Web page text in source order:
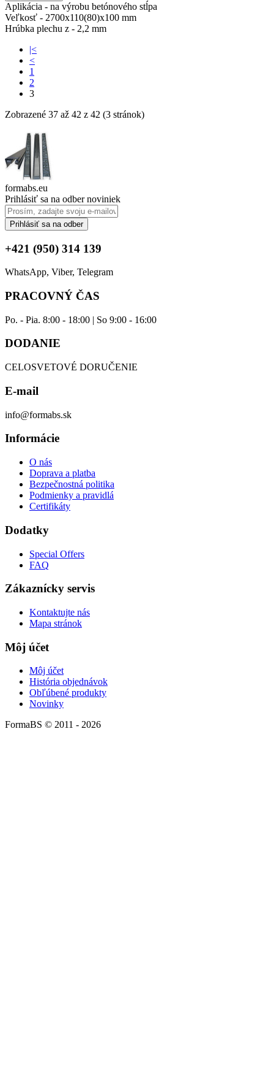
Aplikácia - na výrobu betónového stĺpa
Veľkosť - 2700х110(80)х100 mm
Hrúbka plechu z - 2,2 mm
|<
<
1
2
3
Zobrazené 37 až 42 z 42 (3 stránok)
formabs.eu
Prihlásiť sa na odber noviniek
Prihlásiť sa na odber
+421 (950) 314 139
WhatsApp, Viber, Telegram
PRACOVNÝ ČAS
Po. - Pia. 8:00 - 18:00 | So 9:00 - 16:00
DODANIE
CELOSVETOVÉ DORUČENIE
E-mail
info@formabs.sk
Informácie
O nás
Doprava a platba
Bezpečnostná politika
Podmienky a pravidlá
Certifikáty
Dodatky
Special Offers
FAQ
Zákaznícky servis
Kontaktujte nás
Mapa stránok
Môj účet
Môj účet
História objednávok
Obľúbené produkty
Novinky
FormaBS © 2011 - 2026